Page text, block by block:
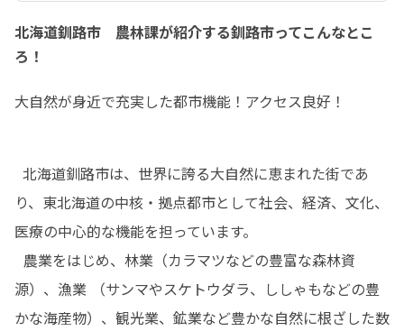
北海道釧路市 農林課が紹介する釧路市ってこんなとこ
ろ！
大自然が身近で充実した都市機能！アクセス良好！
り、東北海道の中核・拠点都市として社会、経済、文化、
医療の中心的な機能を担っています。
源）、漁業 （サンマやスケトウダラ、ししゃもなどの豊
かな海産物）、観光業、鉱業など豊かな自然に根ざした数